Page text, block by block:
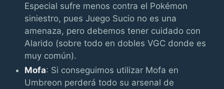
Especial sufre menos contra el Pokémon
siniestro, pues Juego Sucio no es una
amenaza, pero debemos tener cuidado con
Alarido (sobre todo en dobles VGC donde es
muy común).
Mofa: Si conseguimos utilizar Mofa en
Umbreon perderá todo su arsenal de